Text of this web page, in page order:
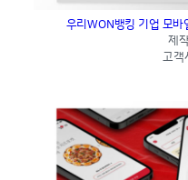
우리WON뱅킹 기업 모바
제
고객